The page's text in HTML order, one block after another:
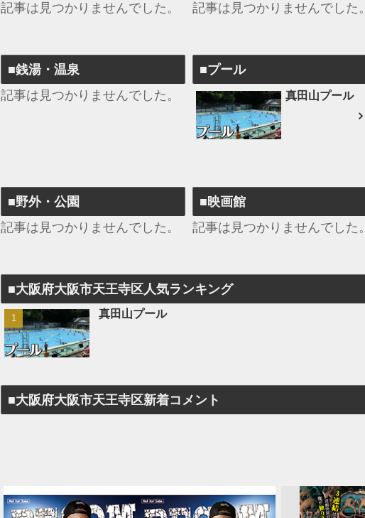
記事は見つかりませんでした。
記事は見つかりませんでした。
■銭湯・温泉
記事は見つかりませんでした。
■プール
真田山プール
■野外・公園
記事は見つかりませんでした。
■映画館
記事は見つかりませんでした。
■大阪府大阪市天王寺区人気ランキング
真田山プール
■大阪府大阪市天王寺区新着コメント